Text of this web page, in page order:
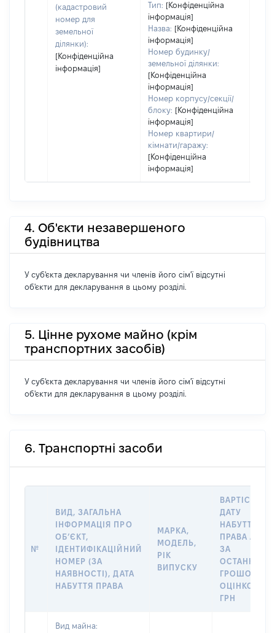
(кадастровий
номер для
земельної
ділянки):
[Конфіденційна
інформація]
Тип: [Конфіденційна
інформація]
Назва: [Конфіденційна
інформація]
Номер будинку/
земельної ділянки:
[Конфіденційна
інформація]
Номер корпусу/секції/
блоку: [Конфіденційна
інформація]
Номер квартири/
кімнати/гаражу:
[Конфіденційна
інформація]
4. Об'єкти незавершеного
будівництва
У суб'єкта декларування чи членів його сім'ї відсутні
об'єкти для декларування в цьому розділі.
5. Цінне рухоме майно (крім
транспортних засобів)
У суб'єкта декларування чи членів його сім'ї відсутні
об'єкти для декларування в цьому розділі.
6. Транспортні засоби
№
ВИД, ЗАГАЛЬНА
ІНФОРМАЦІЯ ПРО
ОБʼЄКТ,
ІДЕНТИФІКАЦІЙНИЙ
НОМЕР (ЗА
НАЯВНОСТІ), ДАТА
НАБУТТЯ ПРАВА
МАРКА,
МОДЕЛЬ,
РІК
ВИПУСКУ
ВАРТІСТЬ НА
ДАТУ
НАБУТТЯ
ПРАВА АБО
ЗА
ГРОШОВОЮ
ОЦІНКОЮ,
ГРН
Вид майна: